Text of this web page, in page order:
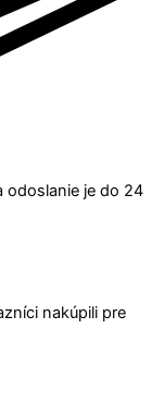
odoslanie je do 24
nakúpili pre